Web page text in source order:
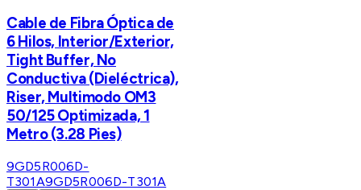
Cable de Fibra Óptica de
6 Hilos, Interior/Exterior,
Tight Buffer, No
Conductiva (Dieléctrica),
Riser, Multimodo OM3
50/125 Optimizada, 1
Metro (3.28 Pies)
9GD5R006D-
T301A9GD5R006D-T301A